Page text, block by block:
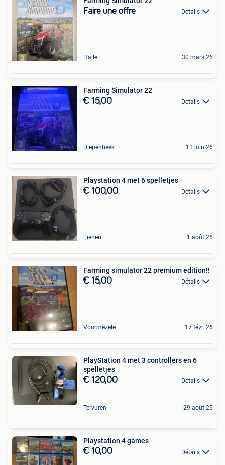
Faire une offre Détails
Halle 30 mars 26
Farming Simulator 22
€ 15,00 Détails
Diepenbeek 11 juin 26
Playstation 4 met 6 spelletjes
€ 100,00 Détails
Tienen 1 août 26
Farming simulator 22 premium edition!!
€ 15,00 Détails
Voormezele 17 févr. 26
PlayStation 4 met 3 controllers en 6
spelletjes
€ 120,00 Détails
Tervuren 29 août 25
Playstation 4 games
€ 10,00 Détails